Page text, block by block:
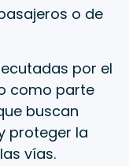
o de
por el
como parte
buscan
proteger la
vías.